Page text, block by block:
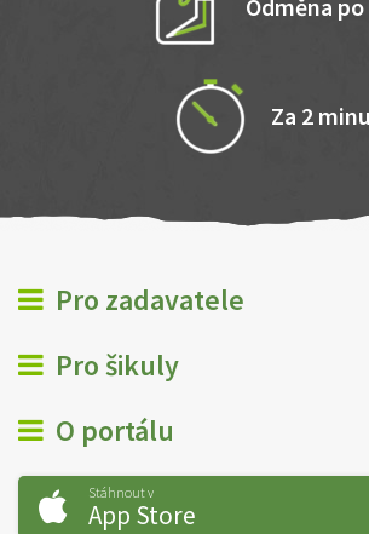
Odměna
Za 2
Pro zadavatele
Pro šikuly
O portálu
Stáhnout v
App Store